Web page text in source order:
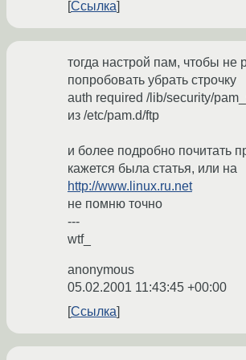
Ссылка
тогда настрой пам, чтобы не
попробовать убрать строчку
auth required /lib/security/
из /etc/pam.d/ftp
и более подробно почитать
кажется была статья, или на
http://www.linux.ru.net
не помню точно
---
wtf_
anonymous
05.02.2001 11:43:45 +00:00
Ссылка